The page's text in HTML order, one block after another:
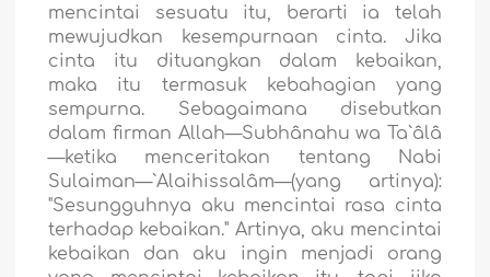
mencintai sesuatu itu, berarti ia telah
mewujudkan kesempurnaan cinta. Jika
cinta itu dituangkan dalam kebaikan,
maka itu termasuk kebahagian yang
sempurna. Sebagaimana disebutkan
dalam firman Allah—Subhânahu wa Ta`âlâ
—ketika menceritakan tentang Nabi
Sulaiman—`Alaihissalâm—(yang artinya):
"Sesungguhnya aku mencintai rasa cinta
terhadap kebaikan." Artinya, aku mencintai
kebaikan dan aku ingin menjadi orang